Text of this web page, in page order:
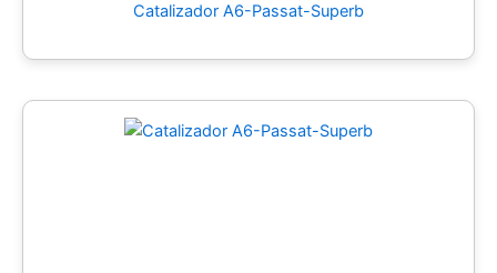
Catalizador A6-Passat-Superb